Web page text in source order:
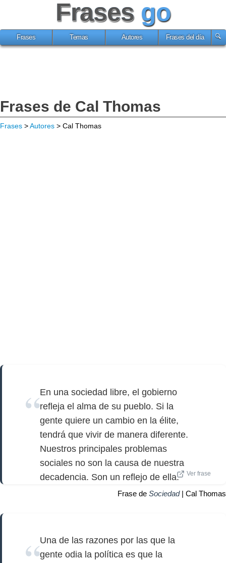
Frases go
Frases Temas Autores Frases del día
Frases de Cal Thomas
Frases >Autores > Cal Thomas
En una sociedad libre, el gobierno
refleja el alma de su pueblo. Si la
gente quiere un cambio en la élite,
tendrá que vivir de manera diferente.
Nuestros principales problemas
sociales no son la causa de nuestra
decadencia. Son un reflejo de ella.
Ver frase
Frase de Sociedad| Cal Thomas
Una de las razones por las que la
gente odia la política es que la